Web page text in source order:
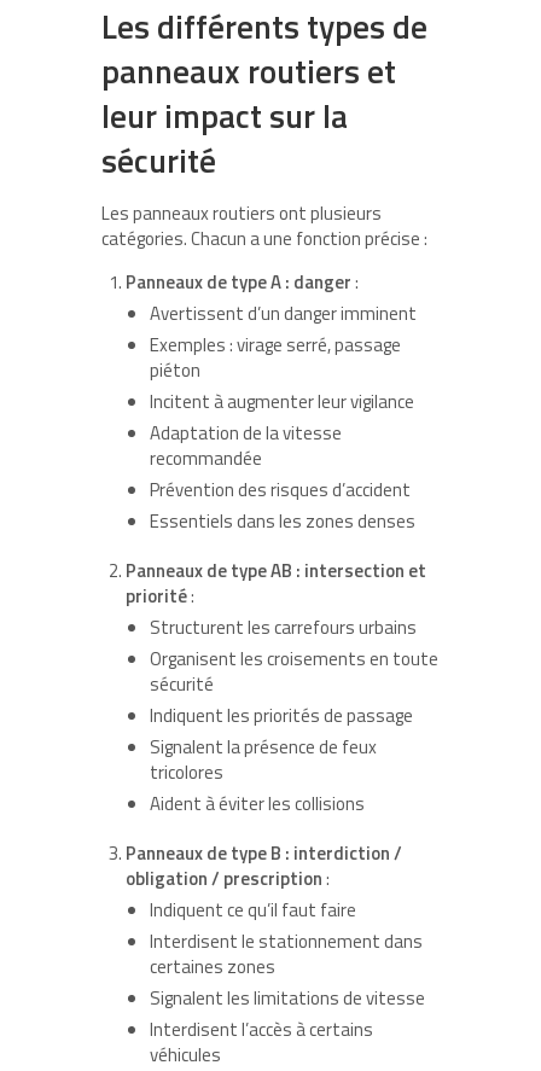
Les différents types de
panneaux routiers et
leur impact sur la
sécurité
Les panneaux routiers ont plusieurs
catégories. Chacun a une fonction précise :
Panneaux de type A : danger:
Avertissent d’un danger imminent
Exemples : virage serré, passage
piéton
Incitent à augmenter leur vigilance
Adaptation de la vitesse
recommandée
Prévention des risques d’accident
Essentiels dans les zones denses
Panneaux de type AB : intersection et
priorité:
Structurent les carrefours urbains
Organisent les croisements en toute
sécurité
Indiquent les priorités de passage
Signalent la présence de feux
tricolores
Aident à éviter les collisions
Panneaux de type B : interdiction /
obligation / prescription:
Indiquent ce qu’il faut faire
Interdisent le stationnement dans
certaines zones
Signalent les limitations de vitesse
Interdisent l’accès à certains
véhicules